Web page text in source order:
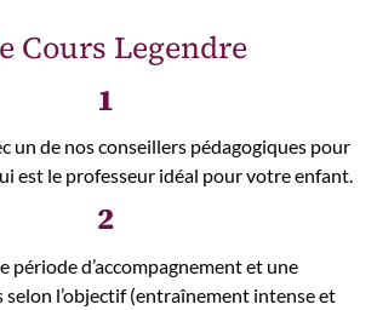
Cours Legendre
1
un de nos conseillers pédagogiques pour
est le professeur idéal pour votre enfant.
2
période d’accompagnement et une
selon l’objectif (entraînement intense et